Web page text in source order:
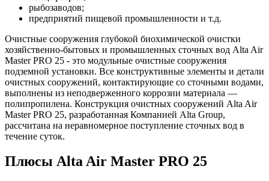
рыбозаводов;
предприятий пищевой промышленности и т.д.
Очистные сооружения глубокой биохимической очистки
хозяйственно-бытовых и промышленных сточных вод Alta Air
Master PRO 25 - это модульные очистные сооружения
подземной установки. Все конструктивные элементы и детали
очистных сооружений, контактирующие со сточными водами,
выполнены из неподверженного коррозии материала —
полипропилена. Конструкция очистных сооружений Alta Air
Master PRO 25, разработанная Компанией Alta Group,
рассчитана на неравномерное поступление сточных вод в
течение суток.
Плюсы Alta Air Master PRO 25